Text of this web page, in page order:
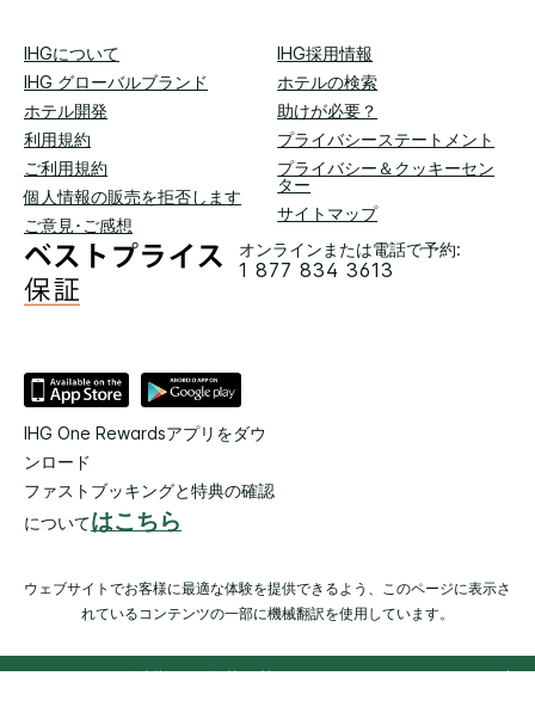
IHGについて
IHG採用情報
IHG グローバルブランド
ホテルの検索
ホテル開発
助けが必要？
利用規約
プライバシーステートメント
ご利用規約
プライバシー＆クッキーセン
ター
個人情報の販売を拒否します
サイトマップ
ご意見･ご感想
オンラインまたは電話で予約:
1 877 834 3613
IHG One Rewardsアプリをダウ
ンロード
ファストブッキングと特典の確認
についてはこちら
ウェブサイトでお客様に最適な体験を提供できるよう、このページに表示さ
れているコンテンツの一部に機械翻訳を使用しています。
© 2026 IHG. 無断複写・転載を禁じます。 ほとんどのホテルが独